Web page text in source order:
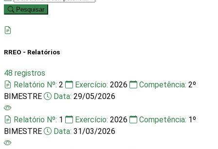
Pesquisar
RREO - Relatórios
48 registros
Relatório Nº: 2 Exercício: 2026 Competência: 2º
BIMESTRE
Data: 29/05/2026
Relatório Nº: 1 Exercício: 2026 Competência: 1º
BIMESTRE
Data: 31/03/2026